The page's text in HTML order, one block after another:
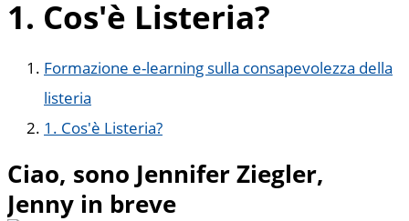
1. Cos'è Listeria?
Formazione e-learning sulla consapevolezza della
listeria
1. Cos'è Listeria?
Ciao, sono Jennifer Ziegler,
Jenny in breve